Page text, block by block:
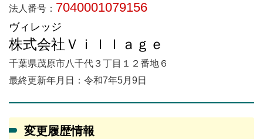
法人番号： 7040001079156
ヴィレッジ
株式会社Ｖｉｌｌａｇｅ
千葉県茂原市八千代３丁目１２番地６
最終更新年月日：令和7年5月9日
変更履歴情報